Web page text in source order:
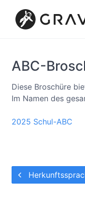
ABC-
Diese Broschüre
Im Namen des
2025 Schul-ABC